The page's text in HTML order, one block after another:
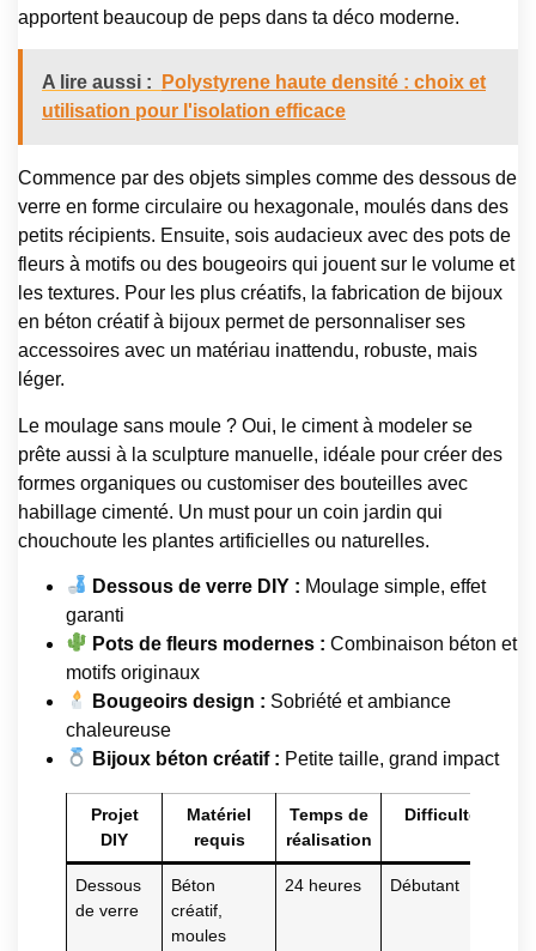
apportent beaucoup de peps dans ta déco moderne.
A lire aussi :
Polystyrene haute densité : choix et
utilisation pour l'isolation efficace
Commence par des objets simples comme des dessous de
verre en forme circulaire ou hexagonale, moulés dans des
petits récipients. Ensuite, sois audacieux avec des pots de
fleurs à motifs ou des bougeoirs qui jouent sur le volume et
les textures. Pour les plus créatifs, la fabrication de bijoux
en béton créatif à bijoux permet de personnaliser ses
accessoires avec un matériau inattendu, robuste, mais
léger.
Le moulage sans moule ? Oui, le ciment à modeler se
prête aussi à la sculpture manuelle, idéale pour créer des
formes organiques ou customiser des bouteilles avec
habillage cimenté. Un must pour un coin jardin qui
chouchoute les plantes artificielles ou naturelles.
Dessous de verre DIY : Moulage simple, effet
garanti
Pots de fleurs modernes : Combinaison béton et
motifs originaux
Bougeoirs design : Sobriété et ambiance
chaleureuse
Bijoux béton créatif : Petite taille, grand impact
Projet
DIY
Matériel
requis
Temps de
réalisation
Difficulté
Dessous
de verre
Béton
créatif,
moules
24 heures Débutant